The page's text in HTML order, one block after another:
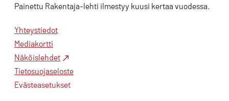
Painettu Rakentaja-lehti ilmestyy kuusi kertaa vuodessa.
Yhteystiedot
Mediakortti
Näköislehdet
Tietosuojaseloste
Evästeasetukset